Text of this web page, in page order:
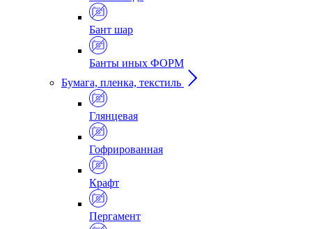
Бант шар
Банты иных ФОРМ
Бумага, пленка, текстиль
Глянцевая
Гофрированная
Крафт
Пергамент